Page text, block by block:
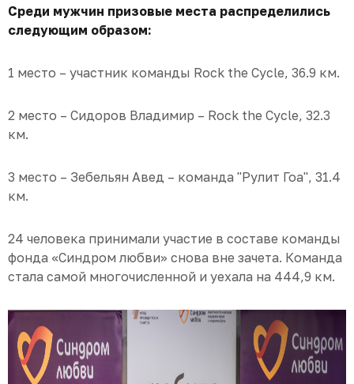
Среди мужчин призовые места распределились
следующим образом:
1 место – участник команды Rock the Cycle, 36.9 км.
2 место – Сидоров Владимир – Rock the Cycle, 32.3
км.
3 место – Зебельян Авед – команда "Рулит Гоа", 31.4
км.
24 человека принимали участие в составе команды
фонда «Синдром любви» снова вне зачета. Команда
стала самой многочисленной и уехала на 444,9 км.